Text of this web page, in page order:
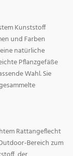
Kunststoff
und Farben
natürliche
Pflanzgefäße
Wahl. Sie
Rattangeflecht
Bereich zum